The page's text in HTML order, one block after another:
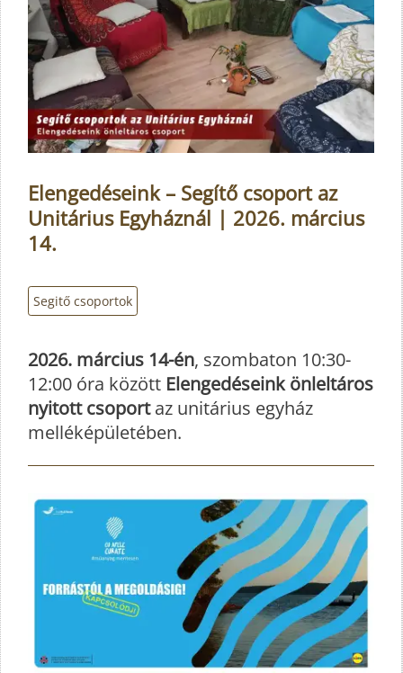
Elengedéseink – Segítő csoport az
Unitárius Egyháznál | 2026. március
14.
Segitő csoportok
2026. március 14-én, szombaton 10:30-
12:00 óra között Elengedéseink önleltáros
nyitott csoportaz unitárius egyház
melléképületében.